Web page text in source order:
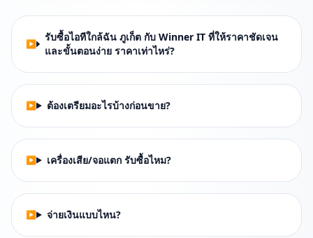
รับซื้อไอทีใกล้ฉัน ภูเก็ต กับ Winner IT ที่ให้ราคาชัดเจน
และขั้นตอนง่าย ราคาเท่าไหร่?
ต้องเตรียมอะไรบ้างก่อนขาย?
เครื่องเสีย/จอแตก รับซื้อไหม?
จ่ายเงินแบบไหน?